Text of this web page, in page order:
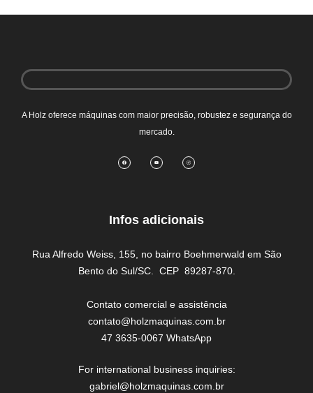
A Holz oferece máquinas com maior precisão, robustez e segurança do
mercado.
Infos adicionais
Rua Alfredo Weiss, 155, no bairro Boehmerwald em São
Bento do Sul/SC. CEP 89287-870.
Contato comercial e assistência
contato@holzmaquinas.com.br
47 3635-0067 WhatsApp
For international business inquiries:
gabriel@holzmaquinas.com.br